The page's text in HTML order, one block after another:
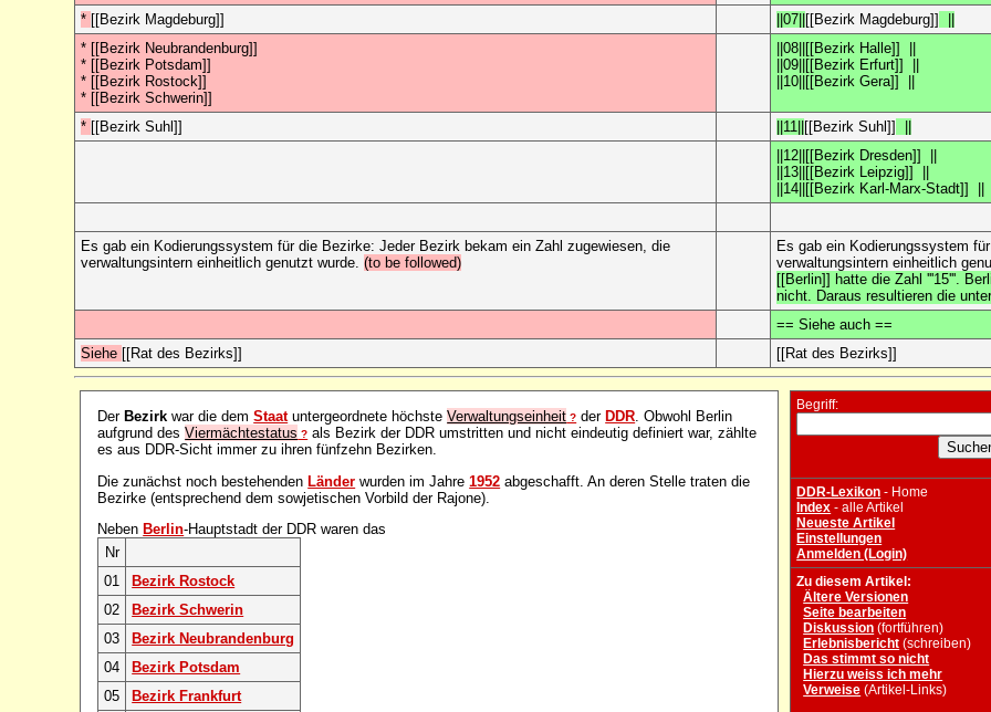
* [[Bezirk Magdeburg]] ||07|| [[Bezirk Magdeburg]]
* [[Bezirk Neubrandenburg]]
* [[Bezirk Potsdam]]
* [[Bezirk Rostock]]
* [[Bezirk Schwerin]]
||08||[[Bezirk Halle]] ||
||09||[[Bezirk Erfurt]] ||
||10||[[Bezirk Gera]] ||
* [[Bezirk Suhl]] ||11|| [[Bezirk Suhl]]
||12||[[Bezirk Dresden]] ||
||13||[[Bezirk Leipzig]] ||
||14||[[Bezirk Karl-Marx-Stadt]] ||
Es gab ein Kodierungssystem für die Bezirke: Jeder Bezirk bekam ein Zahl zugewiesen, die
verwaltungsintern einheitlich genutzt wurde.(to be followed)
Es gab ein Kodierungssystem
verwaltungsintern einheitlich
[[Berlin]] hatte die Zahl '''15'''.
nicht. Daraus resultieren die
== Siehe auch ==
Siehe [[Rat des Bezirks]] [[Rat des Bezirks]]
Der Bezirk war die demStaatuntergeordnete höchsteVerwaltungseinheit ? der DDR. Obwohl Berlin
aufgrund desViermächtestatus ? als Bezirk der DDR umstritten und nicht eindeutig definiert war, zählte
es aus DDR-Sicht immer zu ihren fünfzehn Bezirken.
Die zunächst noch bestehendenLänder wurden im Jahre1952 abgeschafft. An deren Stelle traten die
Bezirke (entsprechend dem sowjetischen Vorbild der Rajone).
Neben Berlin-Hauptstadt der DDR waren das
Nr
01
Bezirk Rostock
02
Bezirk Schwerin
03
Bezirk Neubrandenburg
04
Bezirk Potsdam
05
Bezirk Frankfurt
Begriff:
DDR-Lexikon - Home
Index - alle Artikel
Neueste Artikel
Einstellungen
Anmelden (Login)
Zu diesem Artikel:
Ältere Versionen
Seite bearbeiten
Diskussion (fortführen)
Erlebnisbericht (schreiben)
Das stimmt so nicht
Hierzu weiss ich mehr
Verweise (Artikel-Links)